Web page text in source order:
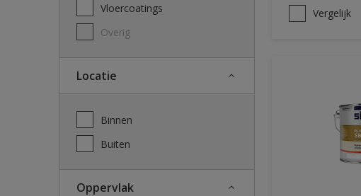
Vloercoatings
Overig
Locatie
Binnen
Buiten
Oppervlak
Vergelijk